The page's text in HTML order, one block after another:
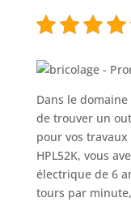
Dans le
de trouver un
pour vos travaux
HPL52K, vous
électrique de 6
tours par